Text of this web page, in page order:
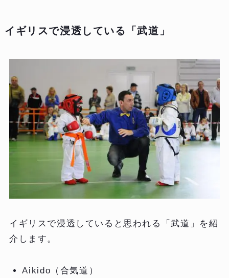
イギリスで浸透している「武道」
イギリスで浸透していると思われる「武道」を紹
介します。
Aikido（合気道）